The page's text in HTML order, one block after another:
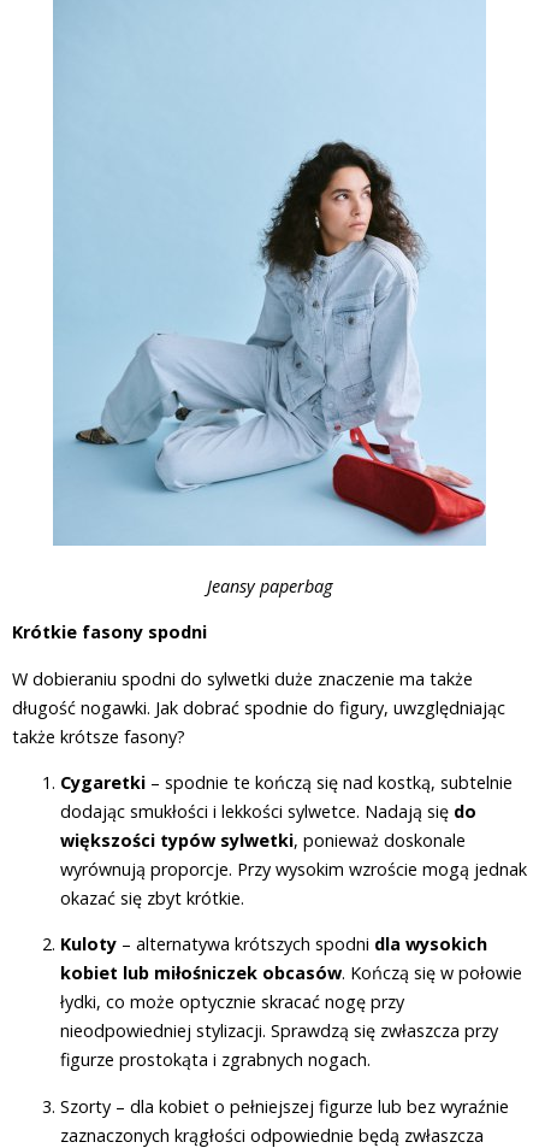
Jeansy paperbag
Krótkie fasony spodni
W dobieraniu spodni do sylwetki duże znaczenie ma także
długość nogawki. Jak dobrać spodnie do figury, uwzględniając
także krótsze fasony?
Cygaretki – spodnie te kończą się nad kostką, subtelnie
dodając smukłości i lekkości sylwetce. Nadają się do
większości typów sylwetki, ponieważ doskonale
wyrównują proporcje. Przy wysokim wzroście mogą jednak
okazać się zbyt krótkie.
Kuloty – alternatywa krótszych spodni dla wysokich
kobiet lub miłośniczek obcasów. Kończą się w połowie
łydki, co może optycznie skracać nogę przy
nieodpowiedniej stylizacji. Sprawdzą się zwłaszcza przy
figurze prostokąta i zgrabnych nogach.
Szorty – dla kobiet o pełniejszej figurze lub bez wyraźnie
zaznaczonych krągłości odpowiednie będą zwłaszcza